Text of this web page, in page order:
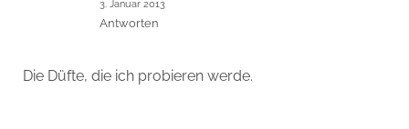
3. Januar 2013
Antworten
Die Düfte, die ich probieren werde.